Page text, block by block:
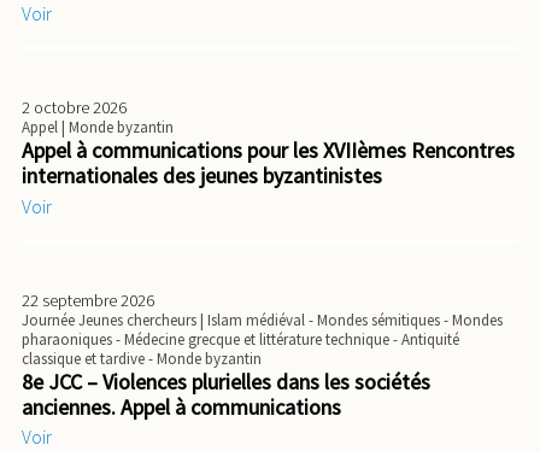
Voir
2 octobre 2026
Appel| Monde byzantin
Appel à communications pour les XVIIèmes Rencontres
internationales des jeunes byzantinistes
Voir
22 septembre 2026
Journée Jeunes chercheurs| Islam médiéval - Mondes sémitiques - Mondes
pharaoniques - Médecine grecque et littérature technique - Antiquité
classique et tardive - Monde byzantin
8e JCC – Violences plurielles dans les sociétés
anciennes. Appel à communications
Voir